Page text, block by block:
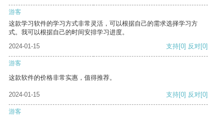
游客
这款学习软件的学习方式非常灵活，可以根据自己的需求选择学习方
式。我可以根据自己的时间安排学习进度。
2024-01-15
支持[0] 反对[0]
游客
这款软件的价格非常实惠，值得推荐。
2024-01-15 支持[0] 反对[0]
游客